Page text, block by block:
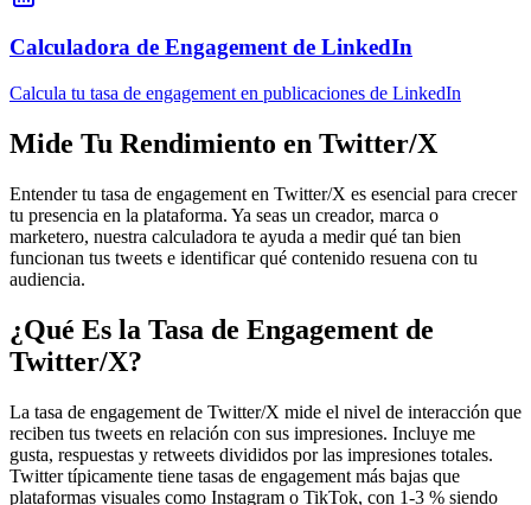
Calculadora de Engagement de LinkedIn
Calcula tu tasa de engagement en publicaciones de LinkedIn
Mide Tu Rendimiento en Twitter/X
Entender tu tasa de engagement en Twitter/X es esencial para crecer
tu presencia en la plataforma. Ya seas un creador, marca o
marketero, nuestra calculadora te ayuda a medir qué tan bien
funcionan tus tweets e identificar qué contenido resuena con tu
audiencia.
¿Qué Es la Tasa de Engagement de
Twitter/X?
La tasa de engagement de Twitter/X mide el nivel de interacción que
reciben tus tweets en relación con sus impresiones. Incluye me
gusta, respuestas y retweets divididos por las impresiones totales.
Twitter típicamente tiene tasas de engagement más bajas que
plataformas visuales como Instagram o TikTok, con 1-3 % siendo